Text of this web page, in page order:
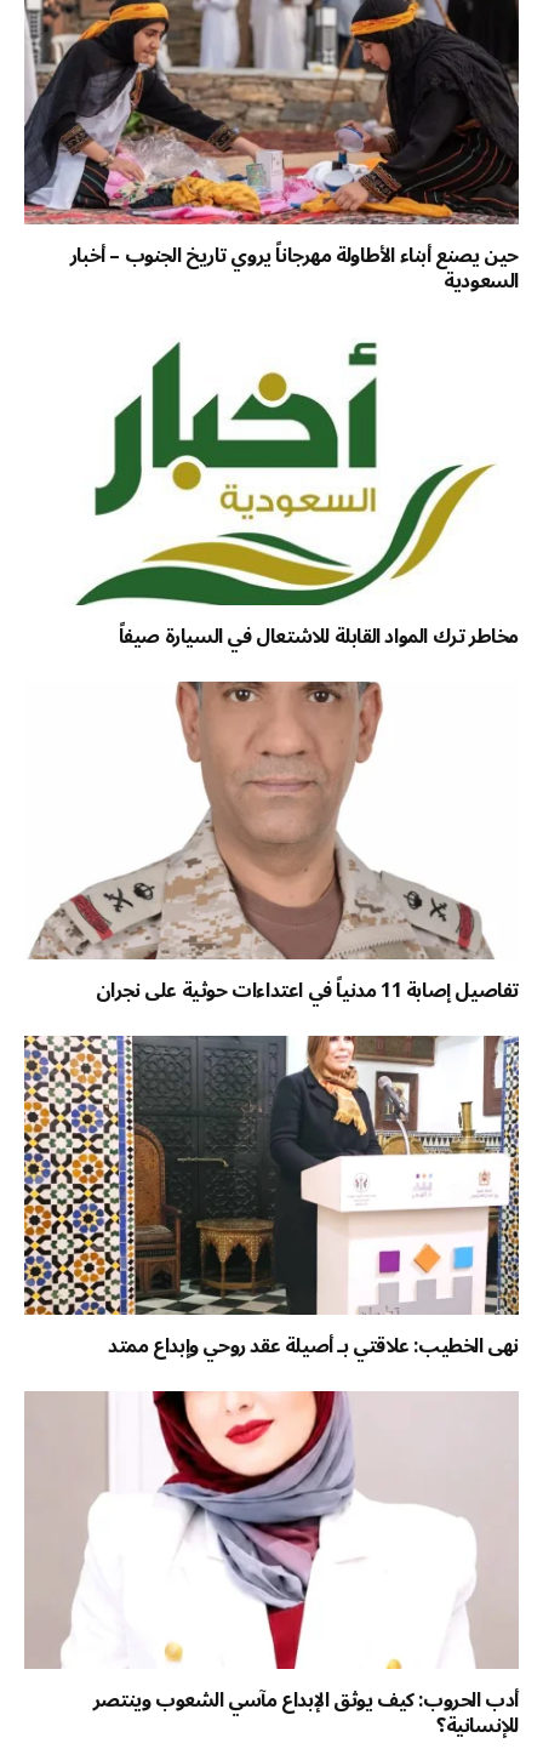
حين يصنع أبناء الأطاولة مهرجاناً يروي تاريخ الجنوب – أخبار
السعودية
مخاطر ترك المواد القابلة للاشتعال في السيارة صيفاً
تفاصيل إصابة 11 مدنياً في اعتداءات حوثية على نجران
نهى الخطيب: علاقتي بـ أصيلة عقد روحي وإبداع ممتد
أدب الحروب: كيف يوثق الإبداع مآسي الشعوب وينتصر
للإنسانية؟